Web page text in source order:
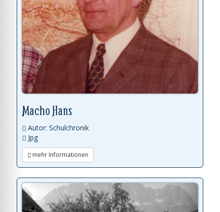
Macho Hans
Autor: Schulchronik
Jpg
mehr Informationen